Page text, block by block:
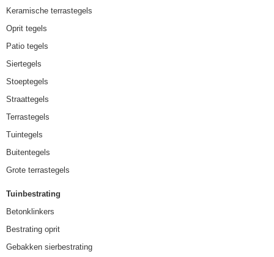
Keramische terrastegels
Oprit tegels
Patio tegels
Siertegels
Stoeptegels
Straattegels
Terrastegels
Tuintegels
Buitentegels
Grote terrastegels
Tuinbestrating
Betonklinkers
Bestrating oprit
Gebakken sierbestrating